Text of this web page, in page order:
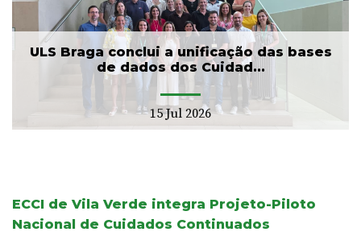
ULS Braga conclui a unificação das bases
de dados dos Cuidad...
15 Jul 2026
ECCI de Vila Verde integra Projeto-Piloto
Nacional de Cuidados Continuados